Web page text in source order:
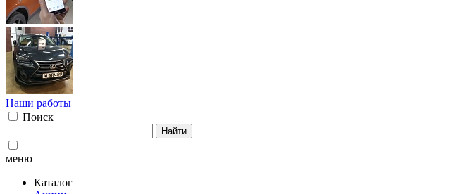
Наши работы
Поиск
Найти
меню
Каталог